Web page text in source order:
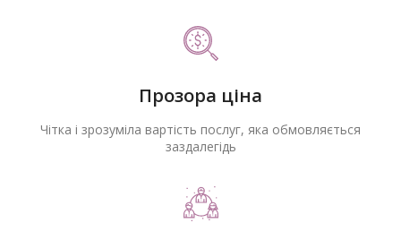
Прозора ціна
Чітка і зрозуміла вартість послуг, яка обмовляється
заздалегідь